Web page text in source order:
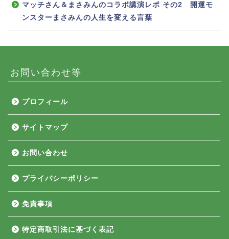
マッチさん＆まさみんのコラボ講演レポ その2 開運モ
ンスターまさみんの人生を変える言葉
お問い合わせ等
プロフィール
サイトマップ
お問い合わせ
プライバシーポリシー
免責事項
特定商取引法に基づく表記